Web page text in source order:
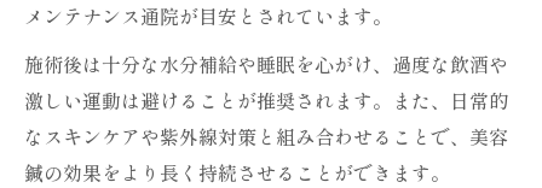
メンテナンス通院が目安とされています。
施術後は十分な水分補給や睡眠を心がけ、過度な飲酒や
激しい運動は避けることが推奨されます。また、日常的
なスキンケアや紫外線対策と組み合わせることで、美容
鍼の効果をより長く持続させることができます。